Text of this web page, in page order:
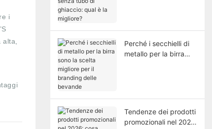
i
Perché i secchielli di
metallo per la birra
Tendenze dei prodotti
promozionali nel 2026: